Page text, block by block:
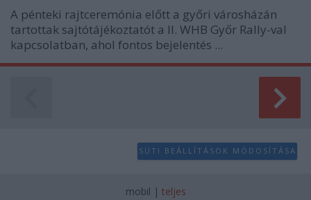
A pénteki rajtceremónia előtt a győri városházán
tartottak sajtótájékoztatót a II. WHB Győr Rally-val
kapcsolatban, ahol fontos bejelentés ...
SÜTI BEÁLLÍTÁSOK MÓDOSÍTÁSA
mobil | teljes